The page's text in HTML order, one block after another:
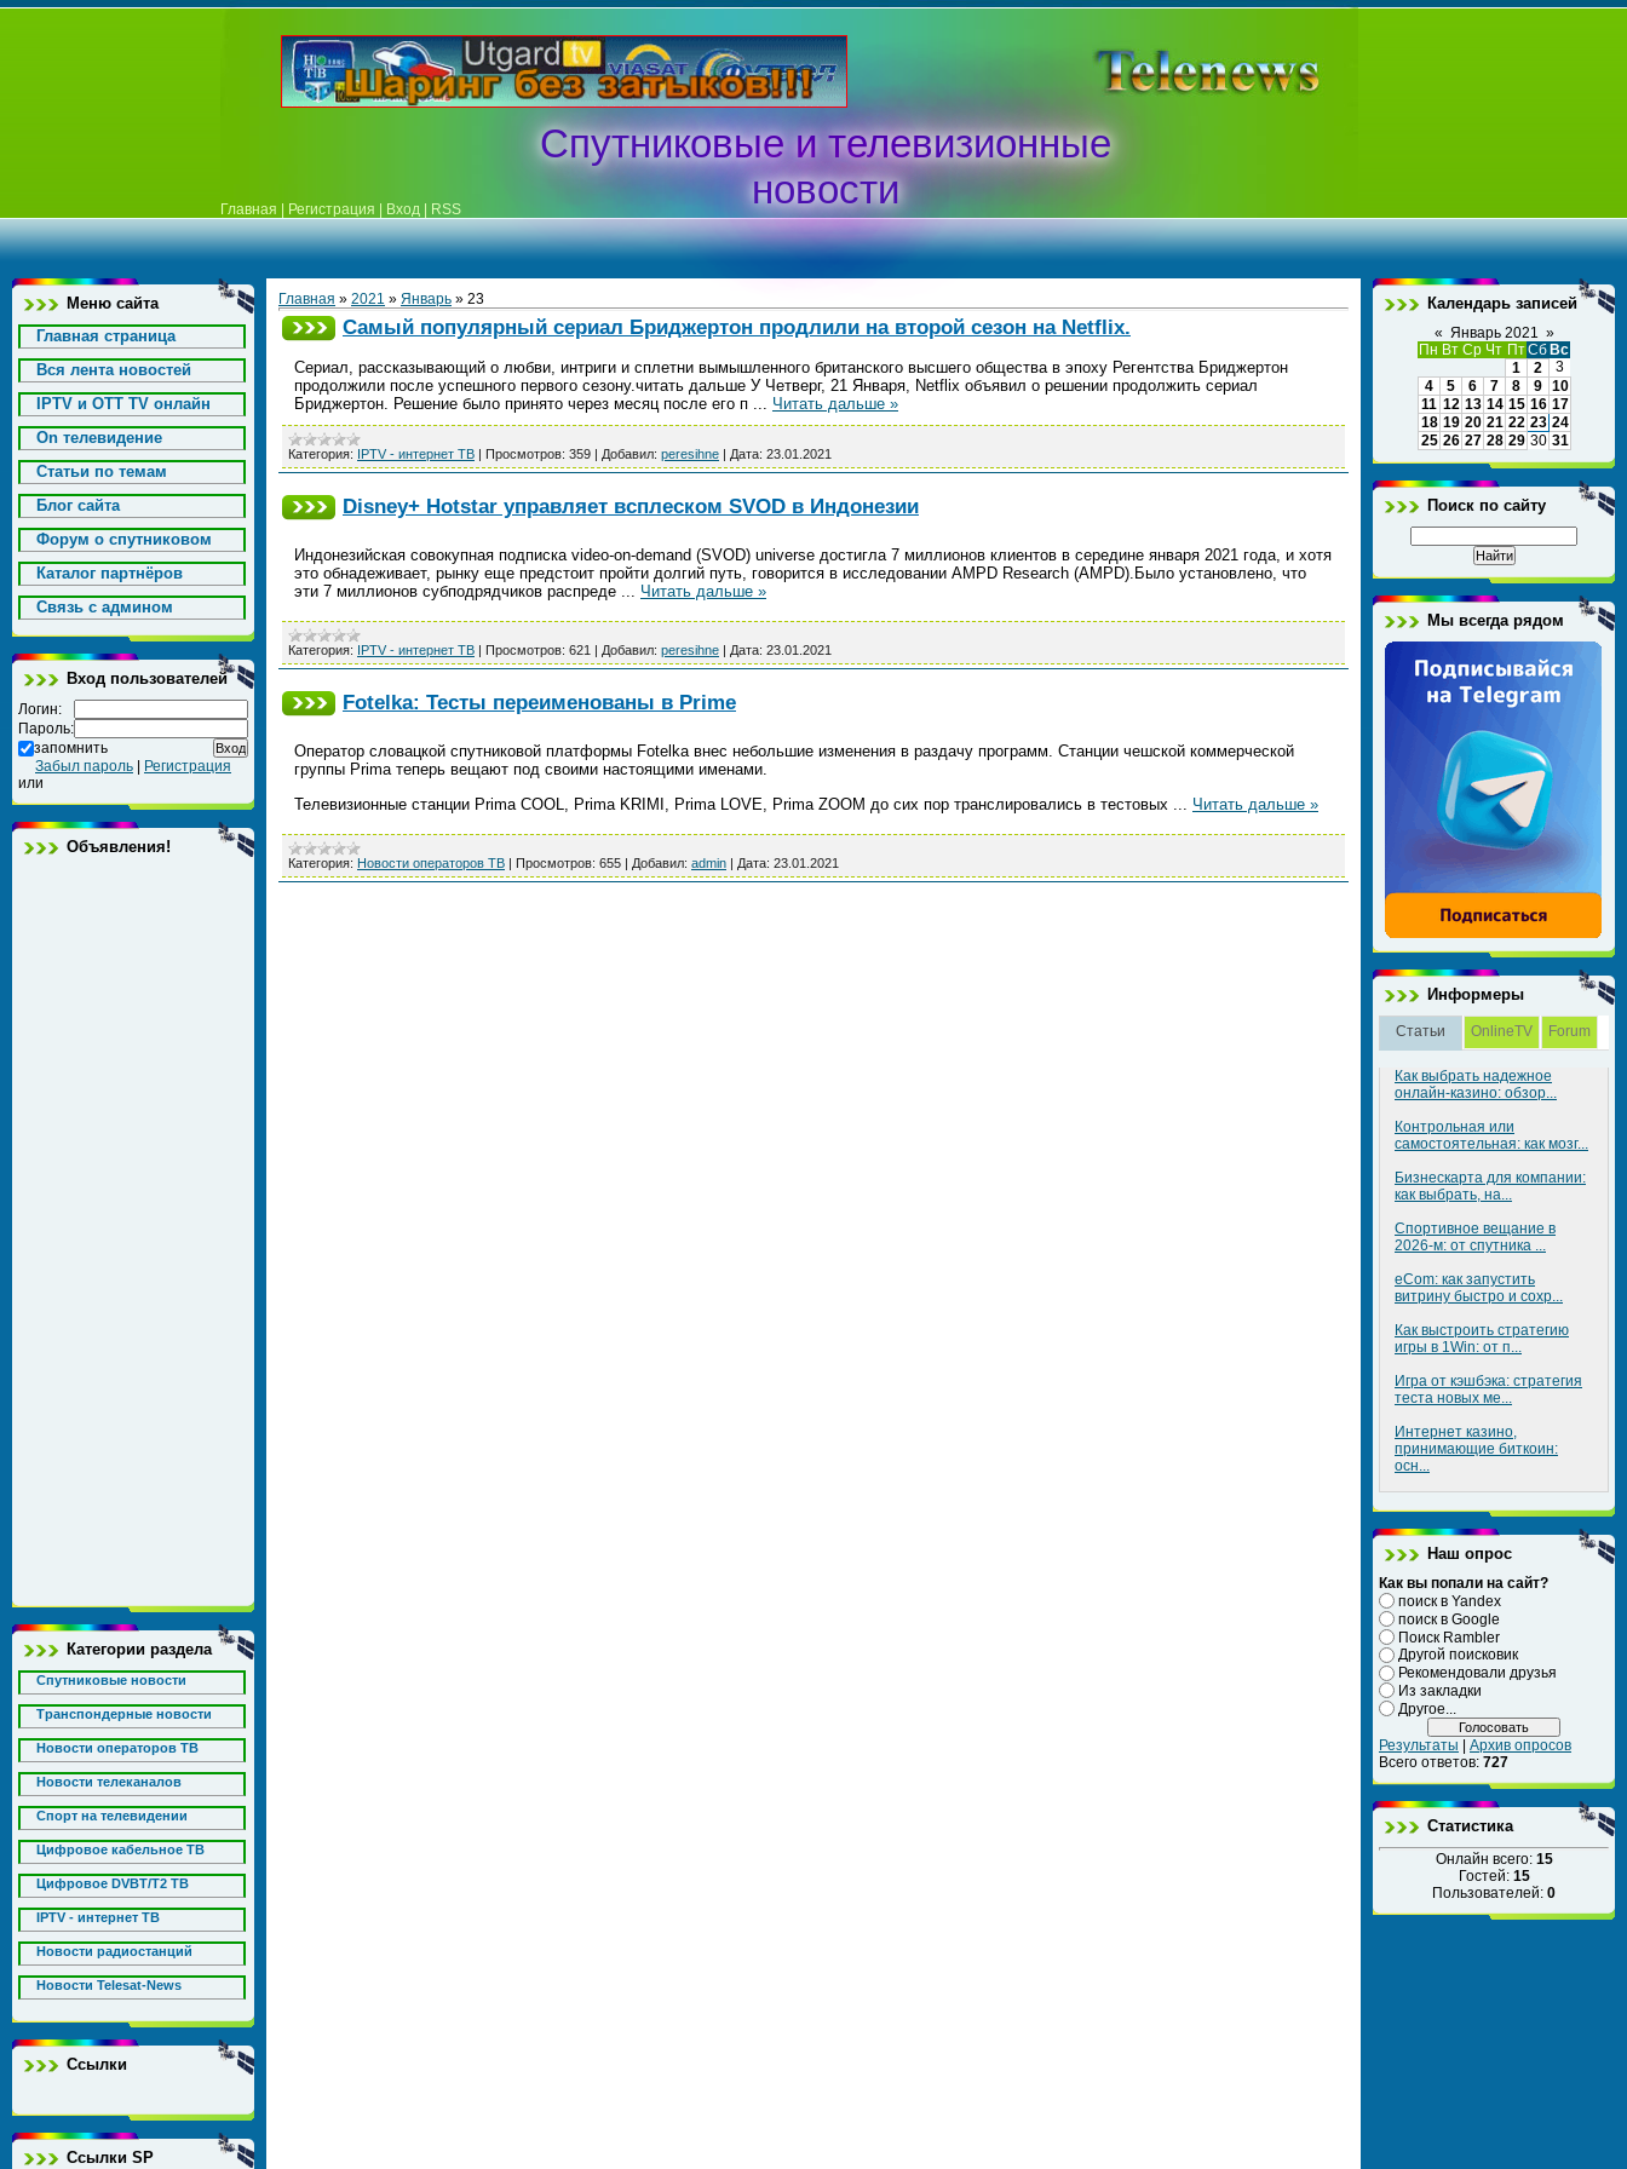
Спутниковые и телевизионные
новости
Главная Регистрация Вход RSS
Меню сайта
Главная страница
Вся лента новостей
IPTV и OTT TV онлайн
On телевидение
Статьи по темам
Блог сайта
Форум о спутниковом
Каталог партнёров
Cвязь с админом
Вход пользователей
Логин:
Пароль:
запомнить
Забыл пароль
Регистрация
или
Объявления!
Категории раздела
Спутниковые новости
Транспондерные новости
Новости операторов ТВ
Новости телеканалов
Спорт на телевидении
Цифровое кабельное ТВ
Цифровое DVBT/T2 ТВ
IPTV - интернет ТВ
Новости радиостанций
Новости Telesat-News
Ссылки
Ссылки SP
Главная » 2021 » Январь » 23
Самый популярный cериал Бриджертон продлили на второй сезон на Netflix.
Сериал, рассказывающий о любви, интриги и сплетни вымышленного британского высшего общества в эпоху Регентства Бриджертон
продолжили после успешного первого сезону.читать дальше У Четверг, 21 Января, Netflix объявил о решении продолжить сериал
Бриджертон. Решение было принято через месяц после его п ... Читать дальше »
Категория: IPTV - интернет ТВ | Просмотров: 359 | Добавил: peresihne | Дата: 23.01.2021
Disney+ Hotstar управляет всплеском SVOD в Индонезии
Индонезийская совокупная подписка video-on-demand (SVOD) universe достигла 7 миллионов клиентов в середине января 2021 года, и хотя
это обнадеживает, рынку еще предстоит пройти долгий путь, говорится в исследовании AMPD Research (AMPD).Было установлено, что
эти 7 миллионов субподрядчиков распреде ... Читать дальше »
Категория: IPTV - интернет ТВ | Просмотров: 621 | Добавил: peresihne | Дата: 23.01.2021
Fotelka: Тесты переименованы в Prime
Оператор словацкой спутниковой платформы Fotelka внес небольшие изменения в раздачу программ. Станции чешской коммерческой
группы Prima теперь вещают под своими настоящими именами.
Телевизионные станции Prima COOL, Prima KRIMI, Prima LOVE, Prima ZOOM до сих пор транслировались в тестовых ... Читать дальше »
Категория: Новости операторов ТВ | Просмотров: 655 | Добавил: admin | Дата: 23.01.2021
Календарь записей
« Январь 2021 »
Пн Вт Ср Чт ПтСб Вс
1
2
3
4
5 6 7 8 9 10
11 12 13 14 15 16 17
18 19 20 21 22 23 24
25 26 27 28 29 30 31
Поиск по сайту
Мы всегда рядом
Информеры
Статьи OnlineTV Forum
Как выбрать надежное
онлайн-казино: обзор...
Контрольная или
самостоятельная: как мозг...
Бизнескарта для компании:
как выбрать, на...
Спортивное вещание в
2026-м: от спутника ...
eCom: как запустить
витрину быстро и сохр...
Как выстроить стратегию
игры в 1Win: от п...
Игра от кэшбэка: стратегия
теста новых ме...
Интернет казино,
принимающие биткоин:
осн...
Наш опрос
Как вы попали на сайт?
поиск в Yandex
поиск в Google
Поиск Rambler
Другой поисковик
Рекомендовали друзья
Из закладки
Другое...
Результаты | Архив опросов
Всего ответов: 727
Статистика
Онлайн всего: 15
Гостей: 15
Пользователей: 0